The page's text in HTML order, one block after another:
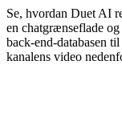
Se, hvordan Duet AI
en chatgrænseflade
back-end-databasen
kanalens video